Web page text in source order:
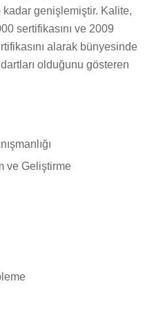
genişlemiştir. Kalite,
sertifikasını ve 2009
alarak bünyesinde
olduğunu gösteren
ve Geliştirme